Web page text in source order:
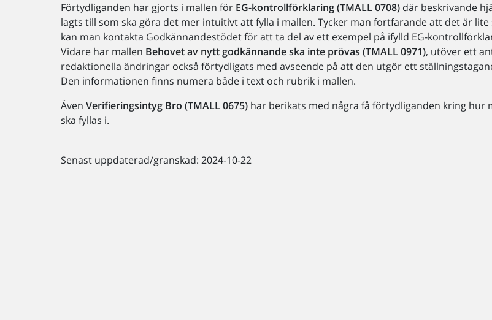
Förtydliganden har gjorts i mallen för EG-kontrollförklaring (TMALL 0708) där beskrivande
lagts till som ska göra det mer intuitivt att fylla i mallen. Tycker man fortfarande att det är lite
kan man kontakta Godkännandestödet för att ta del av ett exempel på ifylld EG-
Vidare har mallen Behovet av nytt godkännande ska inte prövas (TMALL 0971), utöver ett
redaktionella ändringar också förtydligats med avseende på att den utgör ett
Den informationen finns numera både i text och rubrik i mallen.
ÄvenVerifieringsintyg Bro (TMALL 0675) har berikats med några få förtydliganden kring hur
ska fyllas i.
Senast uppdaterad/granskad: 2024-10-22